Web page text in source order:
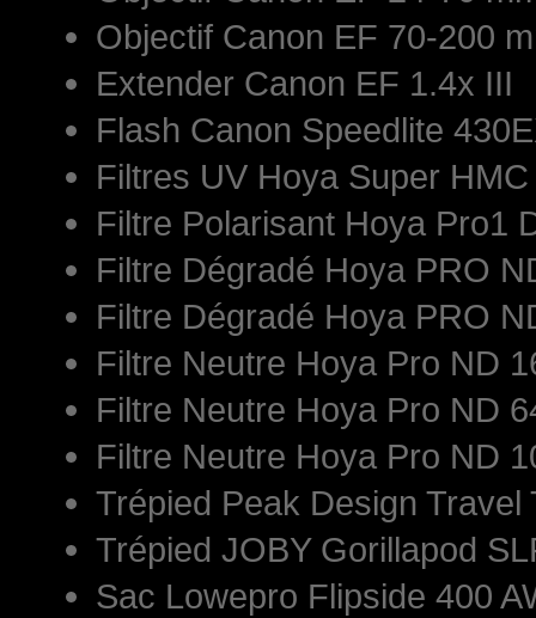
Objectif Canon EF 70-200
Extender Canon EF 1.4x III
Flash Canon Speedlite
Filtres UV Hoya Super
Filtre Polarisant Hoya Pro1
Filtre Dégradé Hoya PRO
Filtre Dégradé Hoya PRO
Filtre Neutre Hoya Pro ND
Filtre Neutre Hoya Pro ND
Filtre Neutre Hoya Pro ND
Trépied Peak Design Travel
Trépied JOBY Gorillapod
Sac Lowepro Flipside 400